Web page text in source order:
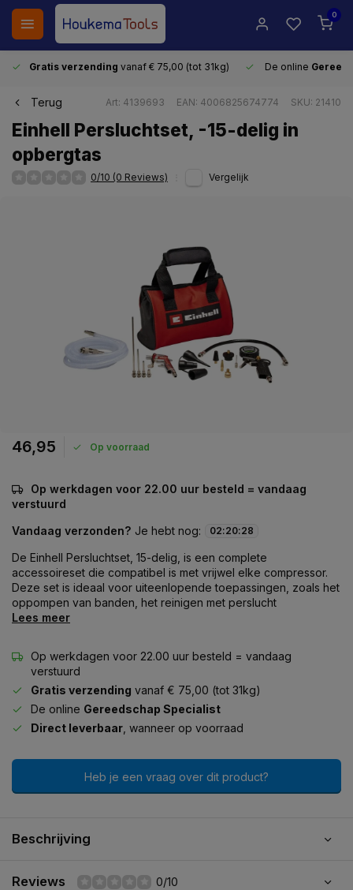
0
Gratis verzending vanaf € 75,00 (tot 31kg) De online
Terug Art: 4139693 EAN: 4006825674774 SKU: 21410
Einhell Persluchtset, -15-delig in
opbergtas
0/10 (0 Reviews) Vergelijk
46,95 Op voorraad
Op werkdagen voor 22.00 uur besteld = vandaag
verstuurd
Vandaag verzonden? Je hebt nog: 02:20:28
De Einhell Persluchtset, 15-delig, is een complete
accessoireset die compatibel is met vrijwel elke compressor.
Deze set is ideaal voor uiteenlopende toepassingen, zoals het
oppompen van banden, het reinigen met perslucht
Lees meer
Op werkdagen voor 22.00 uur besteld = vandaag
verstuurd
Gratis verzending vanaf € 75,00 (tot 31kg)
De online Gereedschap Specialist
Direct leverbaar , wanneer op voorraad
Heb je een vraag over dit product?
Beschrijving
Reviews 0/10